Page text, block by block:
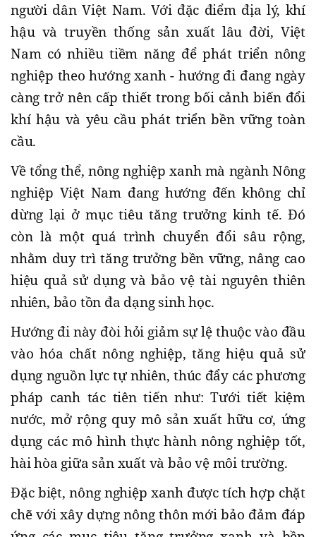
người dân Việt Nam. Với đặc điểm địa lý, khí
hậu và truyền thống sản xuất lâu đời, Việt
Nam có nhiều tiềm năng để phát triển nông
nghiệp theo hướng xanh - hướng đi đang ngày
càng trở nên cấp thiết trong bối cảnh biến đổi
khí hậu và yêu cầu phát triển bền vững toàn
cầu.
Về tổng thể, nông nghiệp xanh mà ngành Nông
nghiệp Việt Nam đang hướng đến không chỉ
dừng lại ở mục tiêu tăng trưởng kinh tế. Đó
còn là một quá trình chuyển đổi sâu rộng,
nhằm duy trì tăng trưởng bền vững, nâng cao
hiệu quả sử dụng và bảo vệ tài nguyên thiên
nhiên, bảo tồn đa dạng sinh học.
Hướng đi này đòi hỏi giảm sự lệ thuộc vào đầu
vào hóa chất nông nghiệp, tăng hiệu quả sử
dụng nguồn lực tự nhiên, thúc đẩy các phương
pháp canh tác tiên tiến như: Tưới tiết kiệm
nước, mở rộng quy mô sản xuất hữu cơ, ứng
dụng các mô hình thực hành nông nghiệp tốt,
hài hòa giữa sản xuất và bảo vệ môi trường.
Đặc biệt, nông nghiệp xanh được tích hợp chặt
chẽ với xây dựng nông thôn mới bảo đảm đáp